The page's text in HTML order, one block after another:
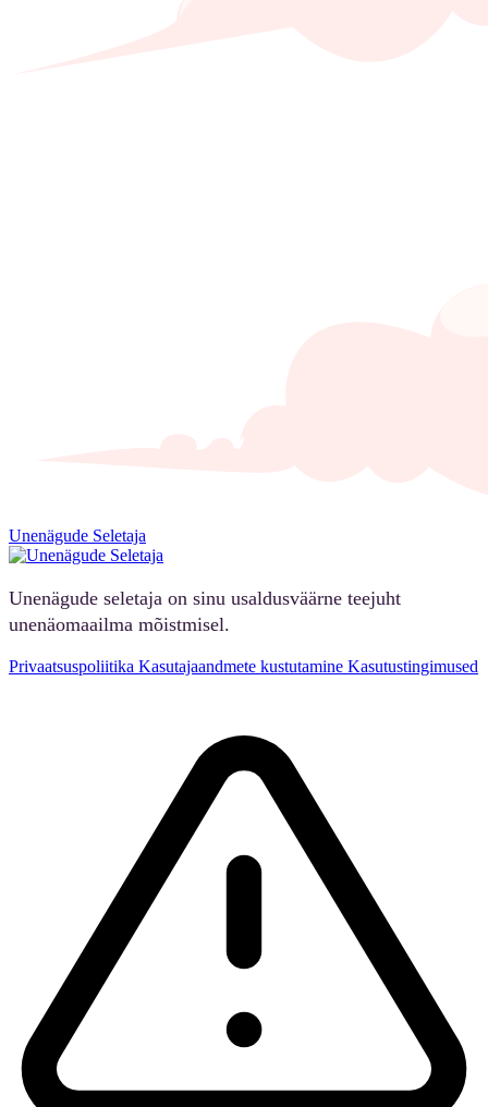
Unenägude Seletaja
Unenägude seletaja on sinu usaldusväärne teejuht
unenäomaailma mõistmisel.
Privaatsuspoliitika Kasutajaandmete kustutamine Kasutustingimused